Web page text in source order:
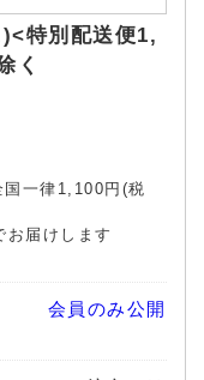
特別配送便1,
く
一律1,100円(税
届けします
会員のみ公開